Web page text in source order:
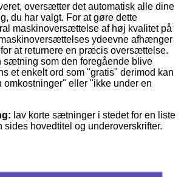
oversætter det automatisk alle dine
du har valgt. For at gøre dette
maskinoversættelse af høj kvalitet på
ydeevne afhænger
at returnere en præcis oversættelse.
sætning som den foregående blive
et enkelt ord som "gratis" derimod kan
eller "ikke under en
lav korte sætninger i stedet for en liste
sides hovedtitel og underoverskrifter.